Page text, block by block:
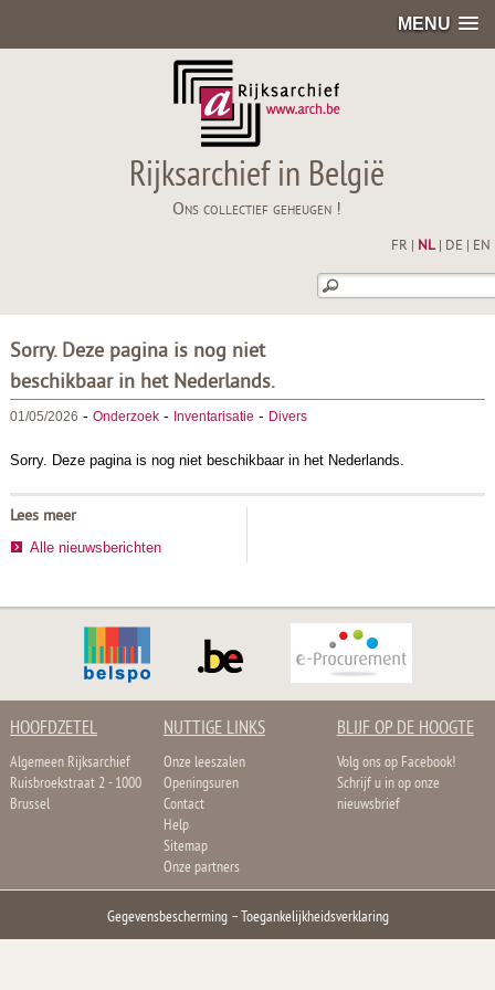
MENU
Rijksarchief in België
Ons collectief geheugen !
FR NL| DE EN
Sorry. Deze pagina is nog niet
beschikbaar in het Nederlands.
01/05/2026 - Onderzoek- Inventarisatie - Divers
Sorry. Deze pagina is nog niet beschikbaar in het Nederlands.
Lees meer
Alle nieuwsberichten
HOOFDZETEL
Algemeen Rijksarchief
Ruisbroekstraat 2 - 1000
Brussel
NUTTIGE LINKS
Onze leeszalen
Openingsuren
Contact
Help
Sitemap
Onze partners
BLIJF OP DE HOOGTE
Volg ons op Facebook!
Schrijf u in op onze
nieuwsbrief
Gegevensbescherming–Toegankelijkheidsverklaring